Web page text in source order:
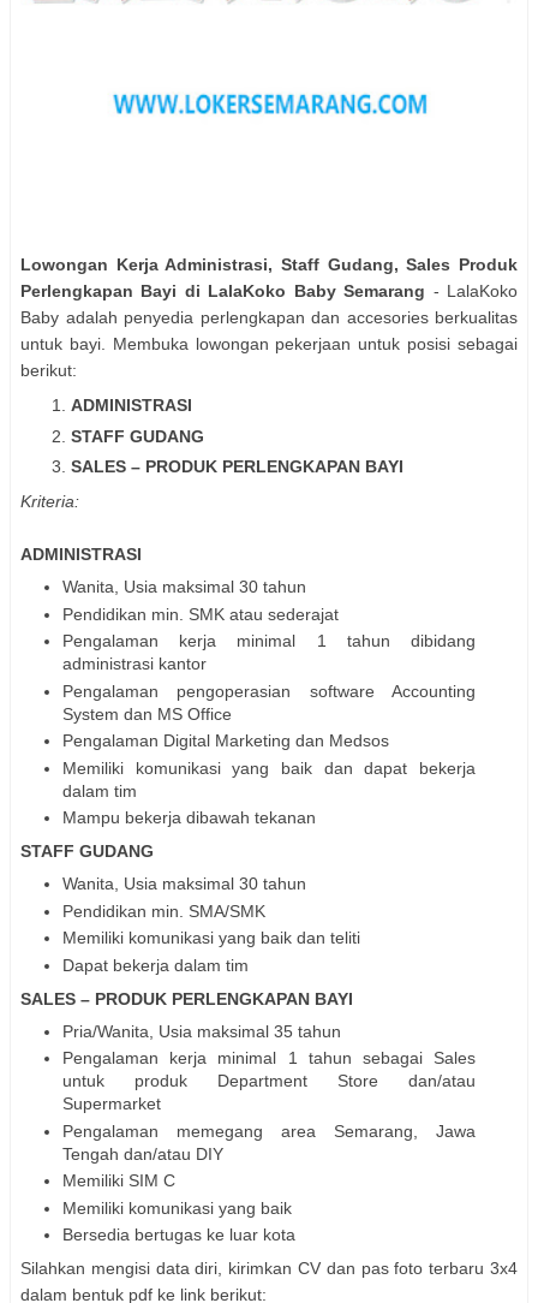
Lowongan Kerja Administrasi, Staff Gudang, Sales Produk
Perlengkapan Bayi di LalaKoko Baby Semarang - LalaKoko
Baby adalah penyedia perlengkapan dan accesories berkualitas
untuk bayi. Membuka lowongan pekerjaan untuk posisi sebagai
berikut:
ADMINISTRASI
STAFF GUDANG
SALES – PRODUK PERLENGKAPAN BAYI
Kriteria:
ADMINISTRASI
Wanita, Usia maksimal 30 tahun
Pendidikan min. SMK atau sederajat
Pengalaman kerja minimal 1 tahun dibidang
administrasi kantor
Pengalaman pengoperasian software Accounting
System dan MS Office
Pengalaman Digital Marketing dan Medsos
Memiliki komunikasi yang baik dan dapat bekerja
dalam tim
Mampu bekerja dibawah tekanan
STAFF GUDANG
Wanita, Usia maksimal 30 tahun
Pendidikan min. SMA/SMK
Memiliki komunikasi yang baik dan teliti
Dapat bekerja dalam tim
SALES – PRODUK PERLENGKAPAN BAYI
Pria/Wanita, Usia maksimal 35 tahun
Pengalaman kerja minimal 1 tahun sebagai Sales
untuk produk Department Store dan/atau
Supermarket
Pengalaman memegang area Semarang, Jawa
Tengah dan/atau DIY
Memiliki SIM C
Memiliki komunikasi yang baik
Bersedia bertugas ke luar kota
Silahkan mengisi data diri, kirimkan CV dan pas foto terbaru 3x4
dalam bentuk pdf ke link berikut: